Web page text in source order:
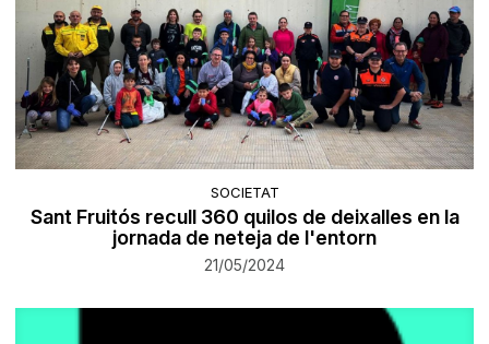
SOCIETAT
Sant Fruitós recull 360 quilos de deixalles en la
jornada de neteja de l'entorn
21/05/2024